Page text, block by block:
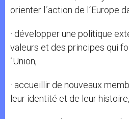
orienter l´action de l´Europe
· développer une politique
valeurs et des principes qui
´Union,
· accueillir de nouveaux
leur identité et de leur histoire,